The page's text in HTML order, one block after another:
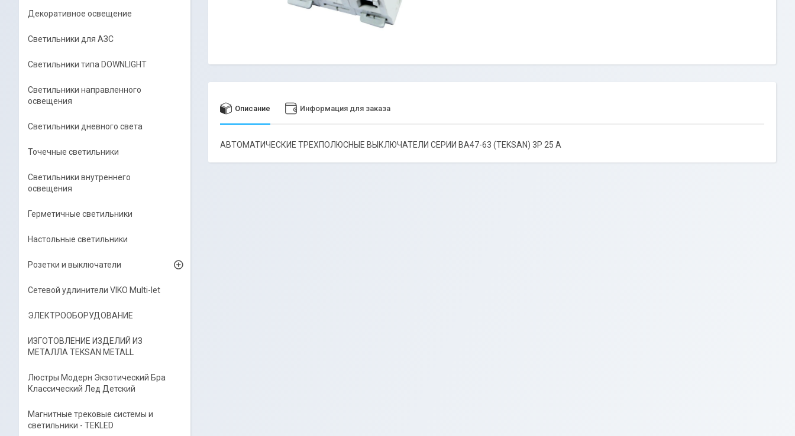
Описание Информация для заказа
АВТОМАТИЧЕСКИЕ ТРЕХПОЛЮСНЫЕ ВЫКЛЮЧАТЕЛИ СЕРИИ ВА47-63 (TEKSAN) 3P 25 A
Декоративное освещение
Светильники для АЗС
Светильники типа DOWNLIGHT
Светильники направленного
освещения
Светильники дневного света
Точечные светильники
Светильники внутреннего
освещения
Герметичные светильники
Настольные светильники
Розетки и выключатели
Сетевой удлинители VIKO Multi-let
ЭЛЕКТРООБОРУДОВАНИЕ
ИЗГОТОВЛЕНИЕ ИЗДЕЛИЙ ИЗ
МЕТАЛЛА TEKSAN METALL
Люстры Модерн Экзотический Бра
Классический Лед Детский
Магнитные трековые системы и
светильники - TEKLED